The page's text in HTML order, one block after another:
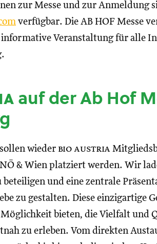
zur Messe und zur Anmeldung
verfügbar. Die AB HOF Messe
Veranstaltung für alle
auf der Ab Hof
wieder bio austria
& Wien platziert werden. Wir
beteiligen und eine zentrale
zu gestalten. Diese einzigartige
bieten, die Vielfalt und
zu erleben. Vom direkten